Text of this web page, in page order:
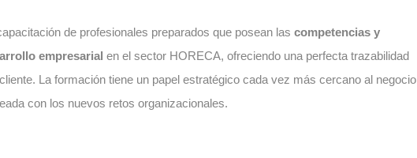
de profesionales preparados que posean las competencias y
empresarial en el sector HORECA, ofreciendo una perfecta trazabilidad
La formación tiene un papel estratégico cada vez más cercano al negocio
con los nuevos retos organizacionales.